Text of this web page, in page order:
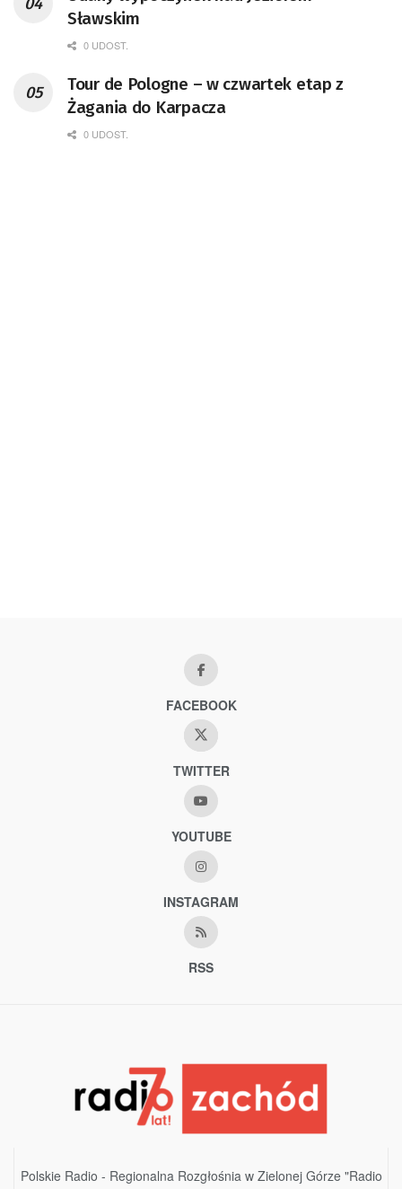
Sławskim
0 UDOST.
Tour de Pologne – w czwartek etap z
Żagania do Karpacza
0 UDOST.
FACEBOOK
TWITTER
YOUTUBE
INSTAGRAM
RSS
Polskie Radio - Regionalna Rozgłośnia w Zielonej Górze "Radio